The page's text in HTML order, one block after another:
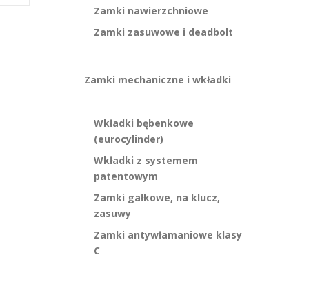
Zamki nawierzchniowe
Zamki zasuwowe i deadbolt
Zamki mechaniczne i wkładki
Wkładki bębenkowe
(eurocylinder)
Wkładki z systemem
patentowym
Zamki gałkowe, na klucz,
zasuwy
Zamki antywłamaniowe klasy
C